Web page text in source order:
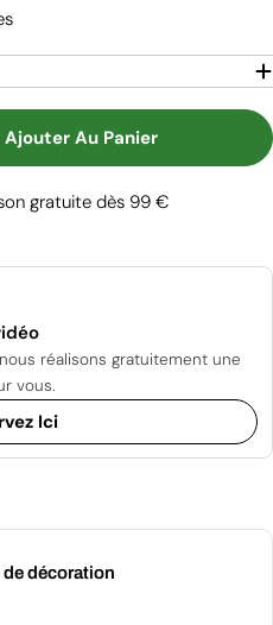
Cheminée Cool
Quantité Pour
Ajouter Au Panier
gratuite dès 99 €
réalisons gratuitement une
vous.
Ici
décoration